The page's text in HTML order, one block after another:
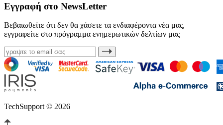
Εγγραφή στο NewsLetter
Βεβαιωθείτε ότι δεν θα χάσετε τα ενδιαφέροντα νέα μας,
εγγραφείτε στο πρόγραμμα ενημερωτικών δελτίων μας
TechSupport © 2026